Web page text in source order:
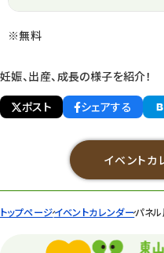
トップページイベントカレンダーパネ
※無料
妊娠、出産、成長の様子を紹介！
ポスト
シェアする
イベントカ